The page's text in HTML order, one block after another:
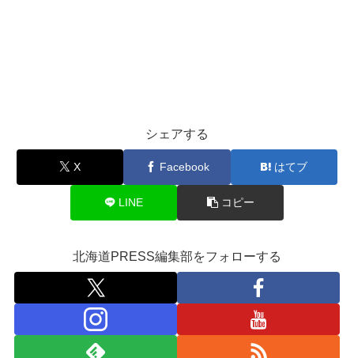
シェアする
X Facebook はてブ
LINE コピー
北海道PRESS編集部をフォローする